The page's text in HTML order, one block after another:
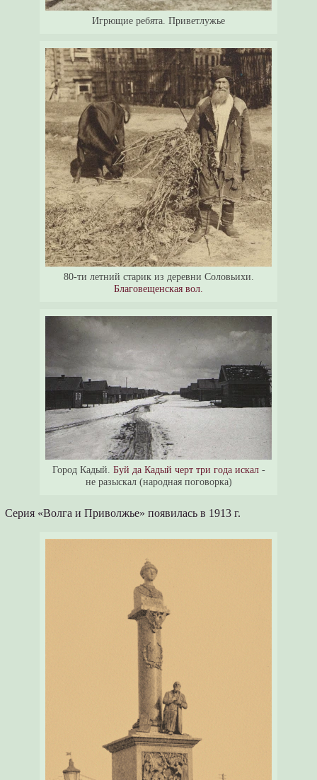
Игрющие ребята. Приветлужье
80-ти летний старик из деревни Соловьихи.
Благовещенская вол.
Город Кадый. Буй да Кадый черт три года искал-
не разыскал (народная поговорка)
Серия «Волга и Приволжье» появилась в 1913 г.